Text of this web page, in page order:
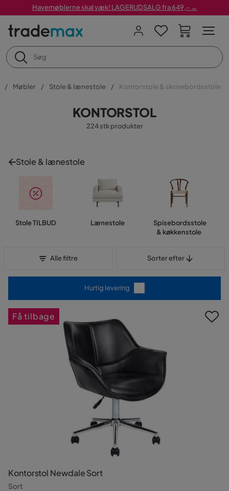
Havemøblerne skal væk! LAGERUDSALG fra 649,- →
Møbler Stole & lænestole Kontorstole & skrivebordsstole
KONTORSTOL
224 stk produkter
Stole & lænestole
Stole TILBUD Lænestole
Spisebordsstole
& køkkenstole
Alle filtre Sorter efter
Hurtig levering
Kontorstol Newdale Sort
Sort
Få tilbage